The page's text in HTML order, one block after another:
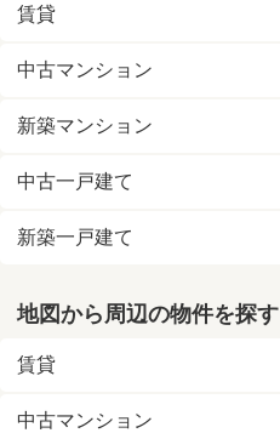
賃貸
中古マンション
新築マンション
中古一戸建て
新築一戸建て
地図から周辺の物件を探す
賃貸
中古マンション